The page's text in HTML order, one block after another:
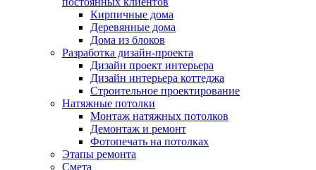
Кирпичные дома
Деревянные дома
Дома из блоков
Разработка дизайн-проекта
Дизайн проект интерьера
Дизайн интерьера коттеджа
Строительное проектирование
Натяжные потолки
Монтаж натяжных потолков
Демонтаж и ремонт
Фотопечать на потолках
Этапы ремонта
Смета